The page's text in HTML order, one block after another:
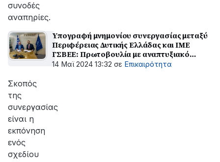
συνοδές
αναπηρίες.
Υπογραφή μνημονίου συνεργασίας μεταξύ
Περιφέρειας Δυτικής Ελλάδας και ΙΜΕ
ΓΣΒΕΕ: Πρωτοβουλία με αναπτυξιακό
πρόσημο
14 Μαϊ 2024 13:32 σε Επικαιρότητα
Σκοπός
της
συνεργασίας
είναι η
εκπόνηση
ενός
σχεδίου